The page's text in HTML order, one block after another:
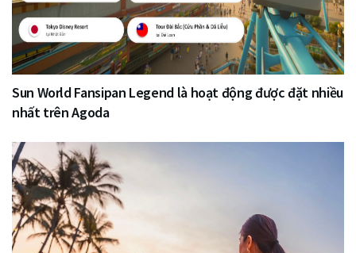
Sun World Fansipan Legend là hoạt động được đặt nhiều
nhất trên Agoda